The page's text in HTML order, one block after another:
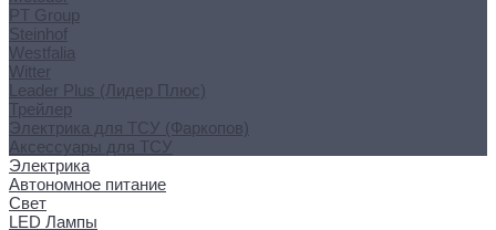
PT Group
Steinhof
Westfalia
Witter
Leader Plus (Лидер Плюс)
Трейлер
Электрика для ТСУ (Фаркопов)
Аксессуары для ТСУ
Электрика
Автономное питание
Свет
LED Лампы